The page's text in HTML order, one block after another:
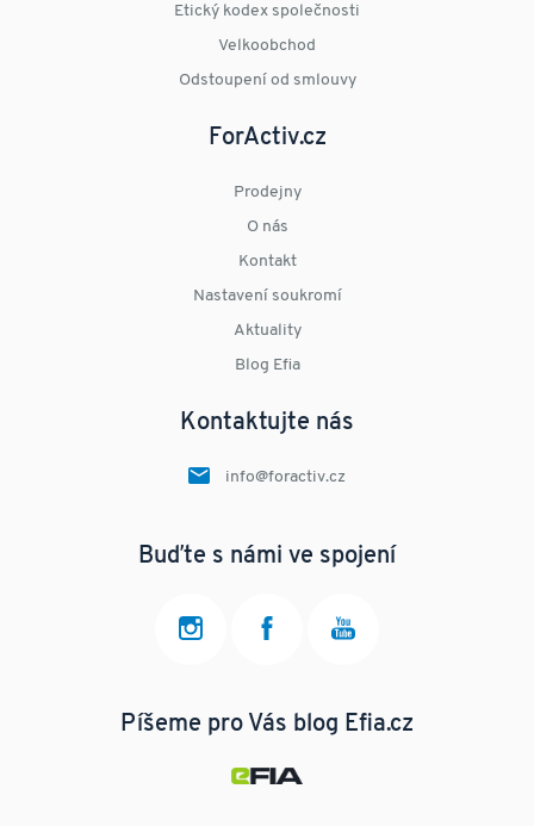
Etický kodex společnosti
Velkoobchod
Odstoupení od smlouvy
ForActiv.cz
Prodejny
O nás
Kontakt
Nastavení soukromí
Aktuality
Blog Efia
Kontaktujte nás
info@foractiv.cz
Buďte s námi ve spojení
Píšeme pro Vás blog Efia.cz